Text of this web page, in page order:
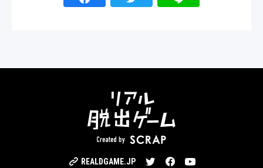
REALDGAME.JP TwitterFacebook
YouTube